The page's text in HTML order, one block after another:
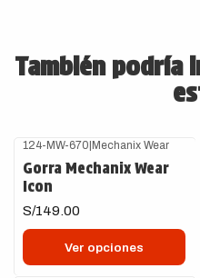
También podría
124-MW-670|Mechanix Wear
Gorra Mechanix Wear
Icon
S/149.00
Ver opciones